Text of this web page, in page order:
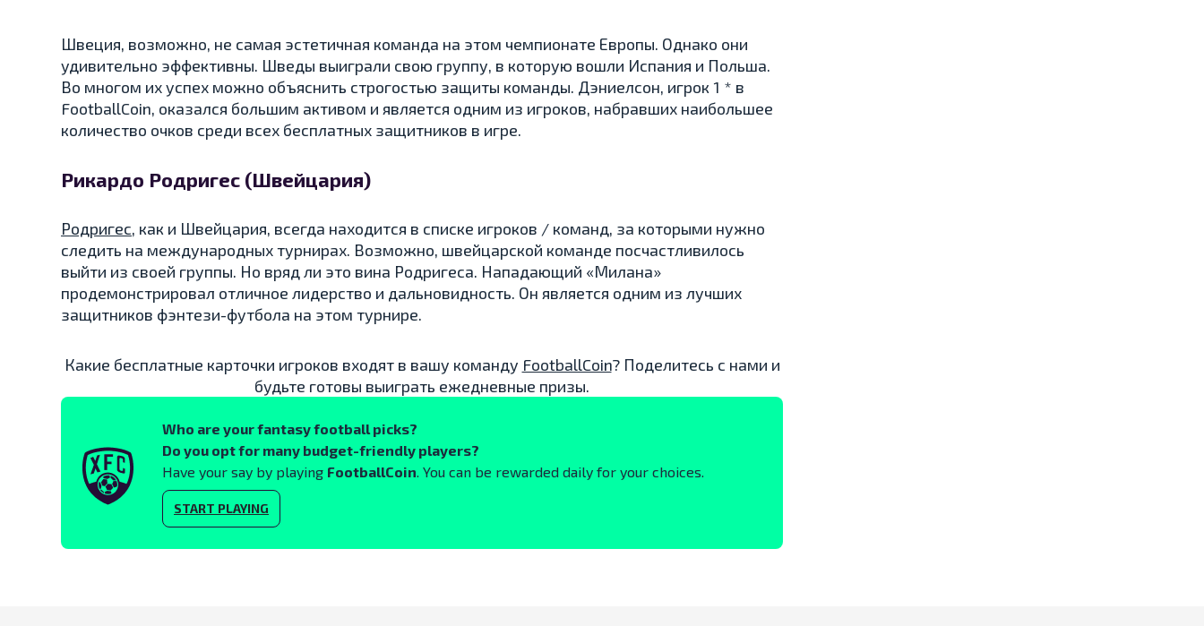
Швеция, возможно, не самая эстетичная команда на этом чемпионате Европы. Однако они
удивительно эффективны. Шведы выиграли свою группу, в которую вошли Испания и Польша.
Во многом их успех можно объяснить строгостью защиты команды. Дэниелсон, игрок 1 * в
FootballCoin, оказался большим активом и является одним из игроков, набравших наибольшее
количество очков среди всех бесплатных защитников в игре.
Рикардо Родригес (Швейцария)
Родригес, как и Швейцария, всегда находится в списке игроков / команд, за которыми нужно
следить на международных турнирах. Возможно, швейцарской команде посчастливилось
выйти из своей группы. Но вряд ли это вина Родригеса. Нападающий «Милана»
продемонстрировал отличное лидерство и дальновидность. Он является одним из лучших
защитников фэнтези-футбола на этом турнире.
Какие бесплатные карточки игроков входят в вашу команду FootballCoin? Поделитесь с нами и
будьте готовы выиграть ежедневные призы.
Who are your fantasy football picks?
Do you opt for many budget-friendly players?
Have your say by playing FootballCoin. You can be rewarded daily for your choices.
START PLAYING